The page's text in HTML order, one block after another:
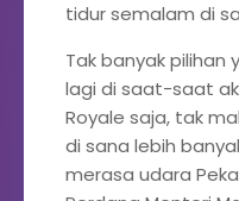
tidur semalam di
Tak banyak pilihan
lagi di saat-saat
Royale saja, tak
di sana lebih
merasa udara